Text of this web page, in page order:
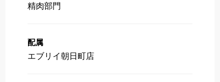
精肉部門
配属
エブリイ朝日町店